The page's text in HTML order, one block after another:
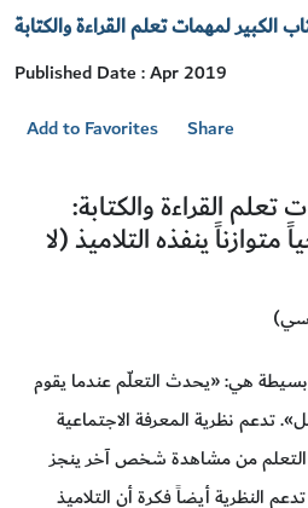
الكبير لمهمات تعلم القراءة والكتابة
Published Date : Apr 2019
Add to Favorites
Share
تعلم القراءة والكتابة:
متوازناً ينفذه التلاميذ (لا
هي: «يحدث التعلّم عندما يقوم
تدعم نظرية المعرفة الاجتماعية
التعلم من مشاهدة شخص آخر ينجز
النظرية أيضاً فكرة أن التلاميذ